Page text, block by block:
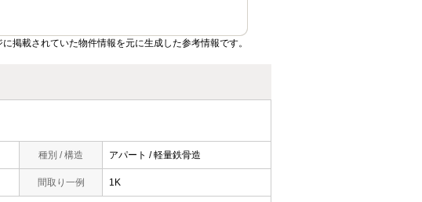
掲載されていた物件情報を元に生成した参考情報です。
種別 / 構造 アパート / 軽量鉄骨造
間取り一例 1K